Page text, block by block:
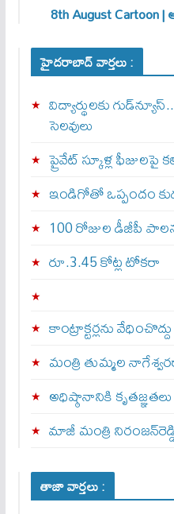
8th August Cartoon
హైదరాబాద్ వార్తలు :
విద్యార్థులకు
సెలవులు
ప్రైవేట్ స్కూళ్ల ఫీజులపై
ఇండిగోతో ఒప్పందం
100 రోజుల డీజీపీ
రూ.3.45 కోట్ల టోకరా
కాంట్రాక్టర్లను వేధించొద్దు
మంత్రి తుమ్మల
అధిష్ఠానానికి
మాజీ మంత్రి
తాజా వార్తలు :